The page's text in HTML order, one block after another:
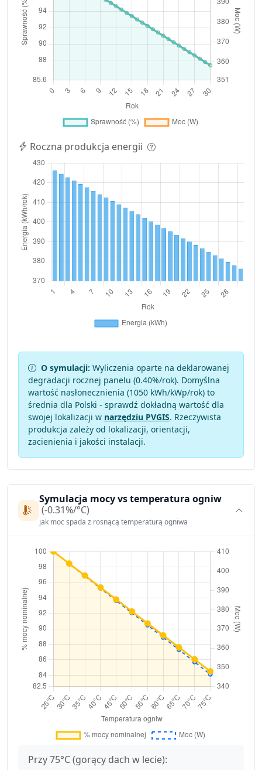
Roczna produkcja energii
O symulacji: Wyliczenia oparte na deklarowanej
degradacji rocznej panelu (0.40%/rok). Domyślna
wartość nasłonecznienia (1050 kWh/kWp/rok) to
średnia dla Polski - sprawdź dokładną wartość dla
swojej lokalizacji w narzędziu PVGIS. Rzeczywista
produkcja zależy od lokalizacji, orientacji,
zacienienia i jakości instalacji.
Symulacja mocy vs temperatura ogniw
(-0.31%/°C)
jak moc spada z rosnącą temperaturą ogniwa
Przy 75°C (gorący dach w lecie):